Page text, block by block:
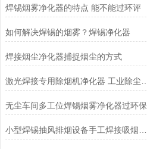
焊锡烟雾净化器的特点 能不能过环评
如何解决焊锡的烟雾？焊锡净化器
焊接烟尘净化器捕捉烟尘的方式
无尘车间多工位焊锡烟雾净化器过环保